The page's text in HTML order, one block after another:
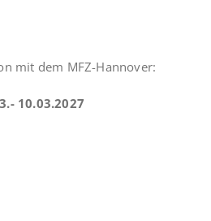
mit dem MFZ-Hannover:
10.03.2027